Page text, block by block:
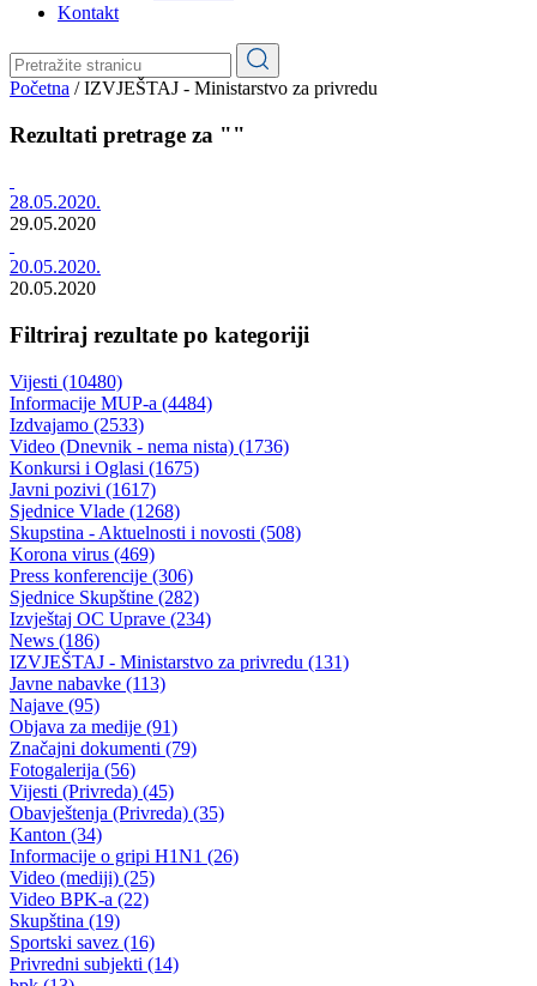
Pale-Prača
Kontakt
IZVJEŠTAJ - Ministarstvo za privredu
Rezultati pretrage za ""